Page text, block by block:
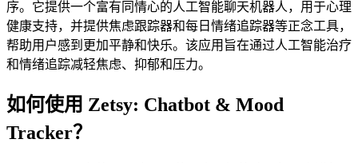
序。它提供一个富有同情心的人工智能聊天机器人，用于心理
健康支持，并提供焦虑跟踪器和每日情绪追踪器等正念工具，
帮助用户感到更加平静和快乐。该应用旨在通过人工智能治疗
和情绪追踪减轻焦虑、抑郁和压力。
如何使用 Zetsy: Chatbot & Mood
Tracker？